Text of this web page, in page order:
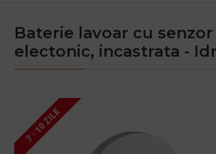
Baterie lavoar cu
electonic, incastrata -
7 - 10 ZILE